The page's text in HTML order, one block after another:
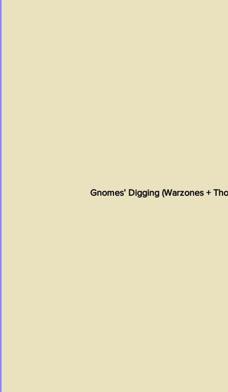
Gnomes’ Digging (Warzones +